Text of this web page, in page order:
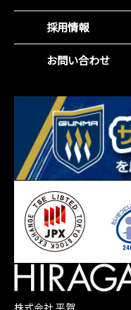
沿革
事業所一覧
財務ハイライト
IRカレンダー
株主総会
株主メモ
企業統治(G)
SDGsの取組み
採用情報
お問い合わせ